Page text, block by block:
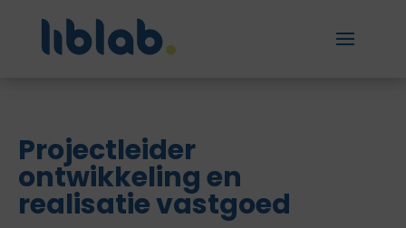
Projectleider
ontwikkeling en
realisatie vastgoed